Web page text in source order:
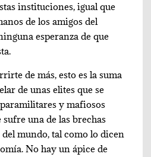
instituciones, igual que
de los amigos del
esperanza de que
de más, esto es la suma
de unas elites que se
y mafiosos
una de las brechas
del mundo, tal como lo dicen
No hay un ápice de